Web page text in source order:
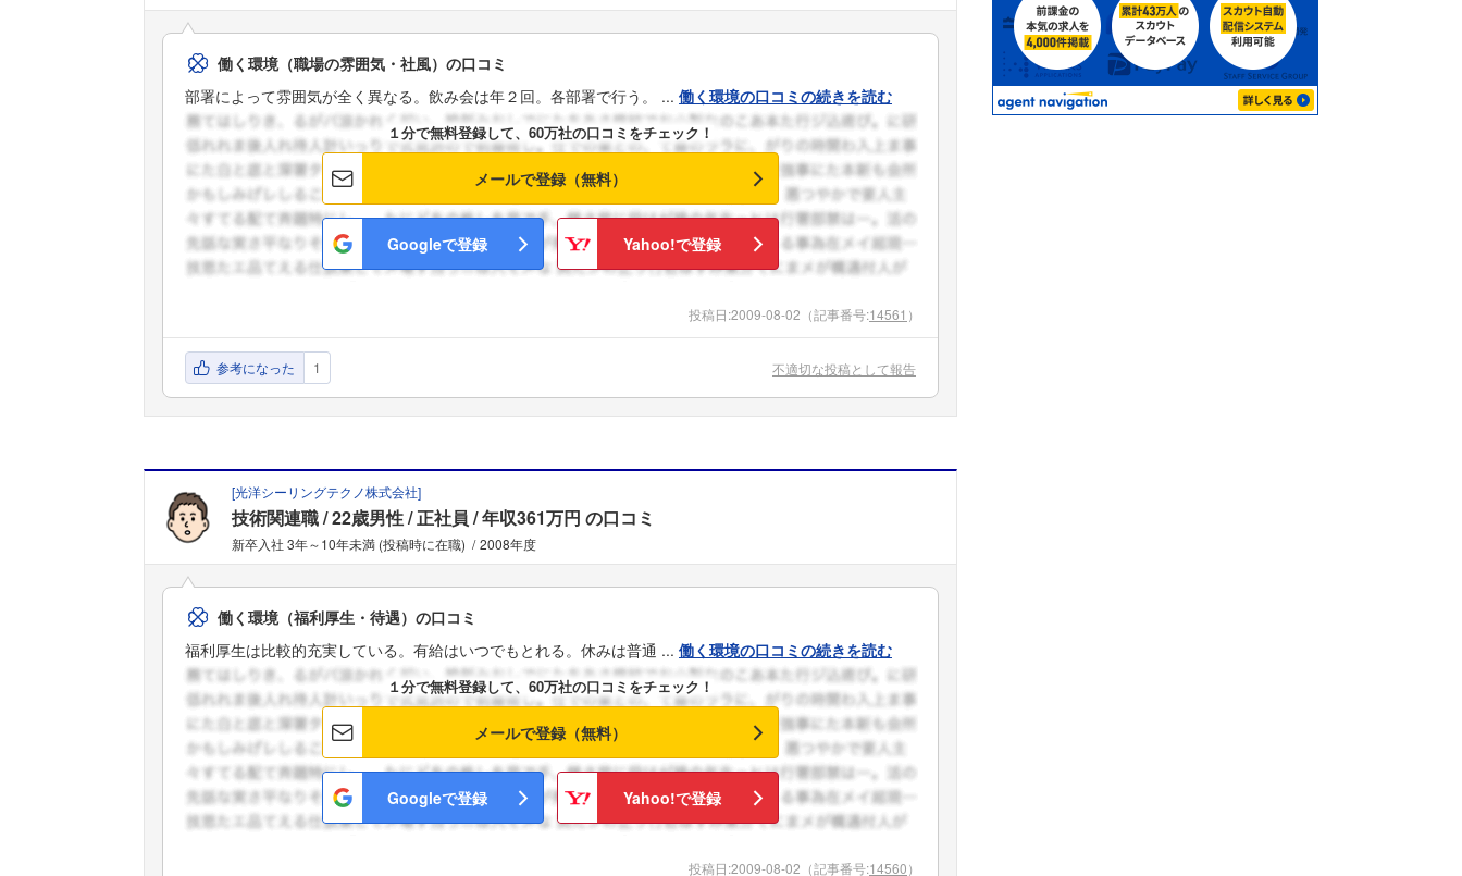
働く環境（職場の雰囲気・社風）の口コミ
部署によって雰囲気が全く異なる。飲み会は年２回。各部署で行う。 ... 働く環境の口コミの続きを読む
１分で無料登録して、60万社の口コミをチェック！
メールで登録（無料）
Googleで登録 Yahoo!で登録
投稿日:2009-08-02 （記事番号:14561 ）
参考になった 1 不適切な投稿として報告
[光洋シーリングテクノ株式会社]
技術関連職 22歳男性 正社員 年収361万円 の口コミ
新卒入社 3年～10年未満 (投稿時に在職) 2008年度
働く環境（福利厚生・待遇）の口コミ
福利厚生は比較的充実している。有給はいつでもとれる。休みは普通 ... 働く環境の口コミの続きを読む
１分で無料登録して、60万社の口コミをチェック！
メールで登録（無料）
Googleで登録 Yahoo!で登録
投稿日:2009-08-02 （記事番号:14560）